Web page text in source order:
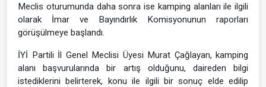
Meclis oturumunda daha sonra ise kamping alanları ile ilgili
olarak İmar ve Bayındırlık Komisyonunun raporları
görüşülmeye başlandı.
İYİ Partili İl Genel Meclisi Üyesi Murat Çağlayan, kamping
alanı başvurularında bir artış olduğunu, daireden bilgi
istediklerini belirterek, konu ile ilgili bir sonuç elde edilip